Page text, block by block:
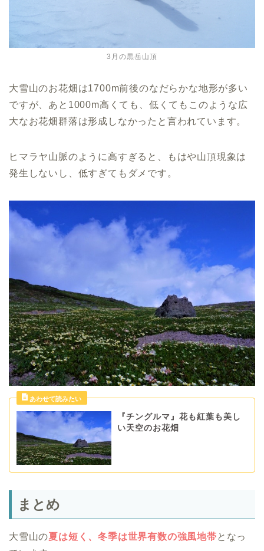
3月の黒岳山頂
大雪山のお花畑は1700m前後のなだらかな地形が多い
ですが、あと1000m高くても、低くてもこのような広
大なお花畑群落は形成しなかったと言われています。
ヒマラヤ山脈のように高すぎると、もはや山頂現象は
発生しないし、低すぎてもダメです。
『チングルマ』花も紅葉も美し
い天空のお花畑
まとめ
大雪山の夏は短く、冬季は世界有数の強風地帯となっ